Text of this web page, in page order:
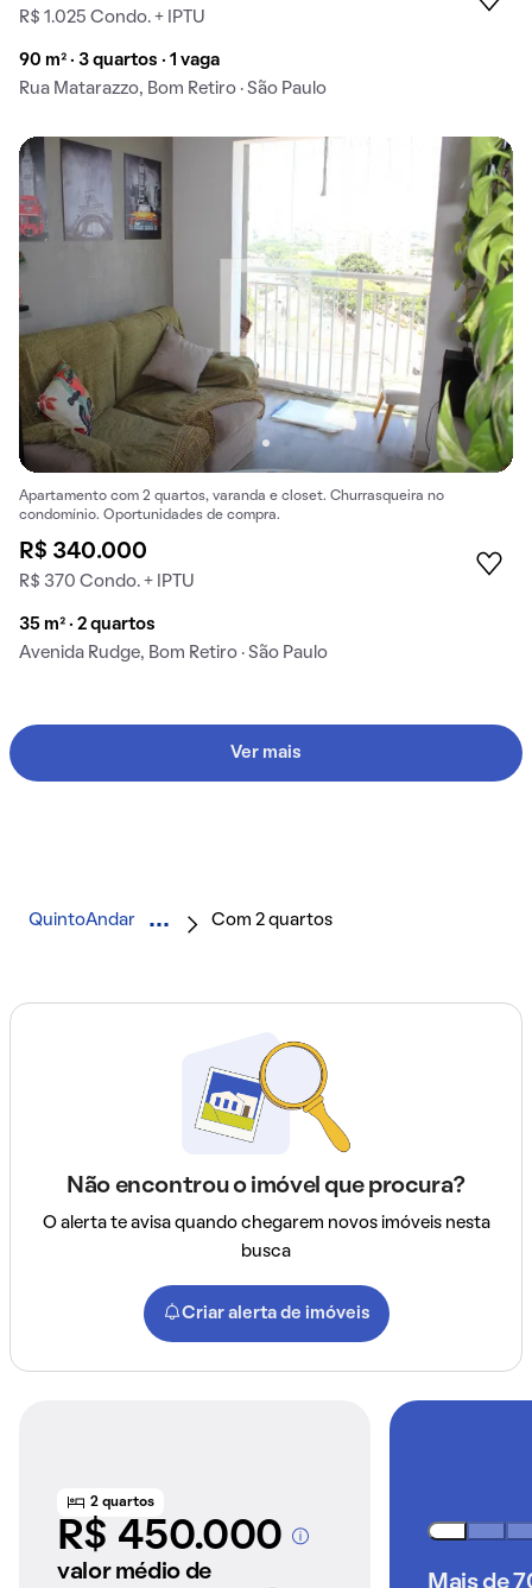
R$ 1.025 Condo. + IPTU
90 m² · 3 quartos · 1 vaga
Rua Matarazzo, Bom Retiro · São Paulo
Apartamento com 2 quartos, varanda e closet. Churrasqueira no
condomínio. Oportunidades de compra.
R$ 340.000
R$ 370 Condo. + IPTU
35 m² · 2 quartos
Avenida Rudge, Bom Retiro · São Paulo
Ver mais
QuintoAndar Com 2 quartos
Não encontrou o imóvel que procura?
O alerta te avisa quando chegarem novos imóveis nesta
busca
Criar alerta de imóveis
2 quartos
R$ 450.000A partir dos imóveis
valor médio de
Mais de